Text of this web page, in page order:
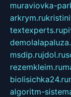
muraviovka-
arkrym.ru
textexperts.ru
msdip.rujdol.ru
rezemkleim.ru
biolisichka24.ru
algoritm-